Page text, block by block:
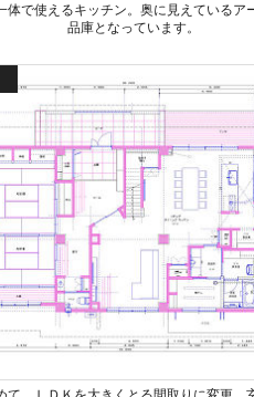
体で使えるキッチン。奥に見えているア
品庫となっています。